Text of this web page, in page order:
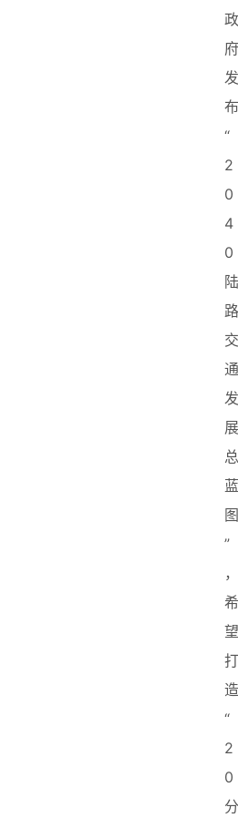
政
府
发
布
“
2
0
4
0
陆
路
交
通
发
展
总
蓝
图
”
，
希
望
打
造
“
2
0
分